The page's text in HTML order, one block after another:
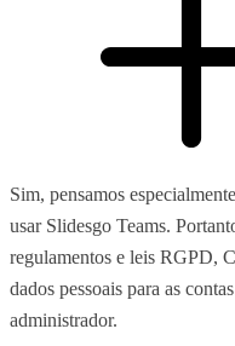
Sim, pensamos
usar Slidesgo Teams.
regulamentos e leis RGPD,
dados pessoais para as
administrador.